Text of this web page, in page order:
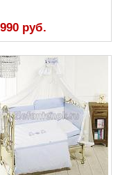
руб.